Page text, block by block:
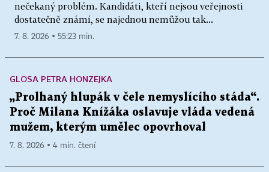
nečekaný problém. Kandidáti, kteří nejsou veřejnosti
dostatečně známí, se najednou nemůžou tak...
7. 8. 2026 ▪ 55:23 min.
GLOSA PETRA HONZEJKA
„Prolhaný hlupák v čele nemyslícího stáda“.
Proč Milana Knížáka oslavuje vláda vedená
mužem, kterým umělec opovrhoval
7. 8. 2026 ▪ 4 min. čtení